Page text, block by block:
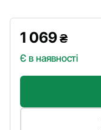
1 069₴
Є в наявності